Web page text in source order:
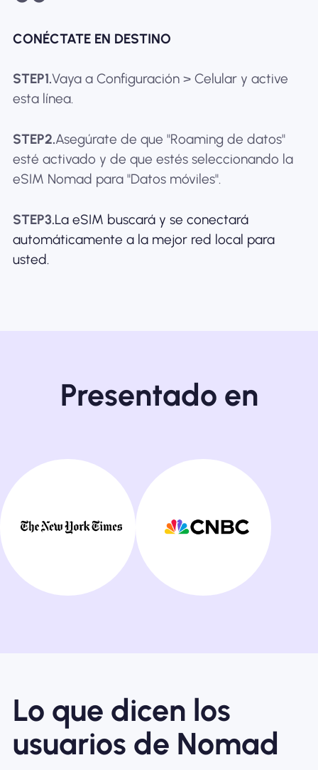
CONÉCTATE EN DESTINO
STEP1.Vaya a Configuración > Celular y active
esta línea.
STEP2.Asegúrate de que "Roaming de datos"
esté activado y de que estés seleccionando la
eSIM Nomad para "Datos móviles".
STEP3.La eSIM buscará y se conectará
automáticamente a la mejor red local para
usted.
Presentado en
Lo que dicen los
usuarios de Nomad